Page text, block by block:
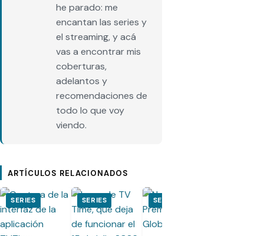
he parado: me
encantan las series y
el streaming, y acá
vas a encontrar mis
coberturas,
adelantos y
recomendaciones de
todo lo que voy
viendo.
ARTÍCULOS RELACIONADOS
SERIES SERIES SERIES